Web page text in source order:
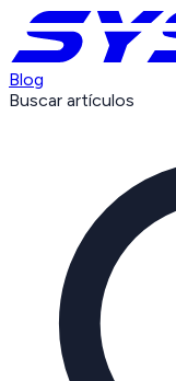
Blog
Buscar artículos